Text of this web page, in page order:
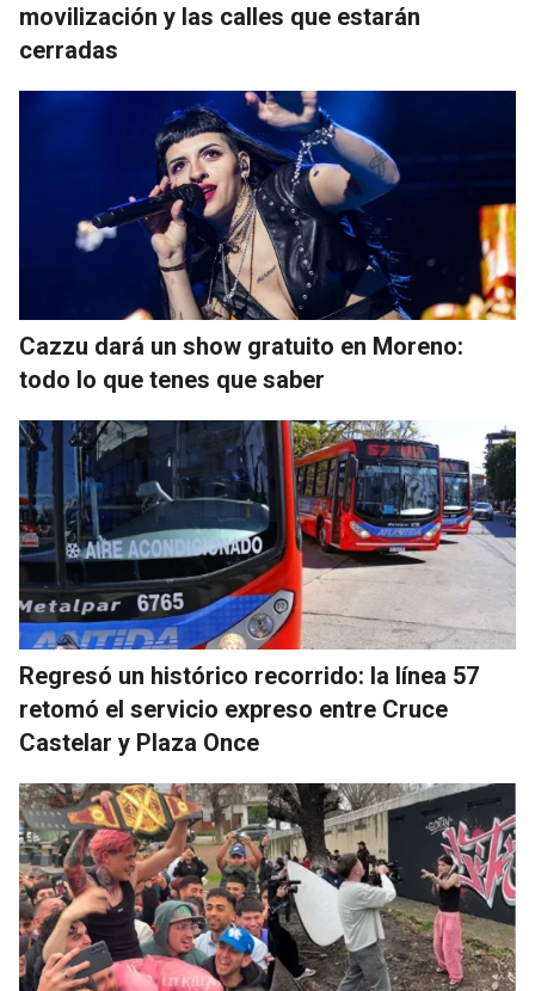
movilización y las calles que estarán
cerradas
Cazzu dará un show gratuito en Moreno:
todo lo que tenes que saber
Regresó un histórico recorrido: la línea 57
retomó el servicio expreso entre Cruce
Castelar y Plaza Once